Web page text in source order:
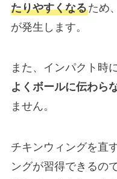
たりやすくなるため
が発生します。
また、インパクト時
よくボールに伝わら
ません。
チキンウィングを直
ングが習得できるの